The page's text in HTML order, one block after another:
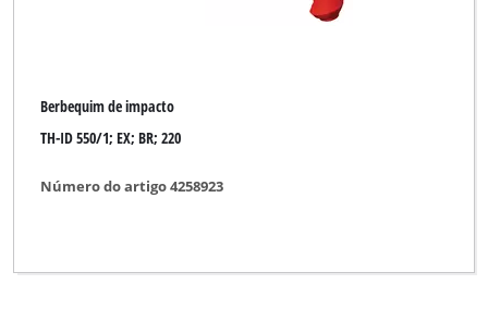
Berbequim de impacto
TH-ID 550/1; EX; BR; 220
Número do artigo 4258923